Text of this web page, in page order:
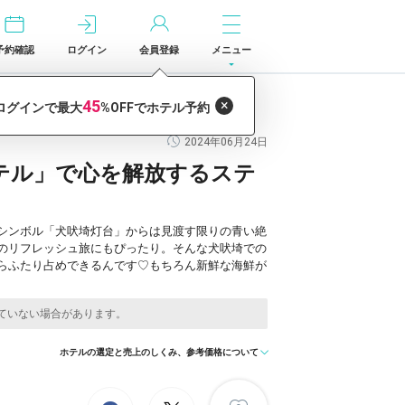
約確認 ログイン 会員登録 メニュー
2024年06月24日
」で心を解放するステ
ボル「犬吠埼灯台」からは見渡す限りの青い絶
フレッシュ旅にもぴったり。そんな犬吠埼での
ふたり占めできるんです♡もちろん新鮮な海鮮が
ホテルの選定と売上のしくみ、参考価格について